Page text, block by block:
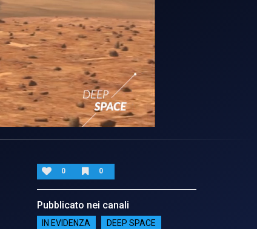
0 0
Pubblicato nei canali
IN EVIDENZA
DEEP SPACE